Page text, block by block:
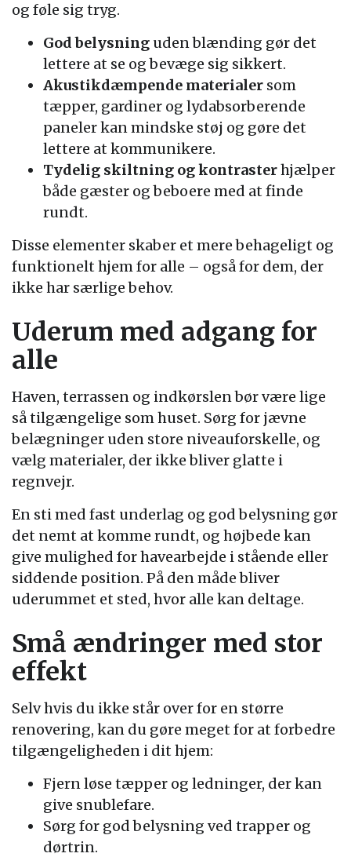
og føle sig tryg.
God belysning uden blænding gør det
lettere at se og bevæge sig sikkert.
Akustikdæmpende materialer som
tæpper, gardiner og lydabsorberende
paneler kan mindske støj og gøre det
lettere at kommunikere.
Tydelig skiltning og kontrasterhjælper
både gæster og beboere med at finde
rundt.
Disse elementer skaber et mere behageligt og
funktionelt hjem for alle – også for dem, der
ikke har særlige behov.
Uderum med adgang for
alle
Haven, terrassen og indkørslen bør være lige
så tilgængelige som huset. Sørg for jævne
belægninger uden store niveauforskelle, og
vælg materialer, der ikke bliver glatte i
regnvejr.
En sti med fast underlag og god belysning gør
det nemt at komme rundt, og højbede kan
give mulighed for havearbejde i stående eller
siddende position. På den måde bliver
uderummet et sted, hvor alle kan deltage.
Små ændringer med stor
effekt
Selv hvis du ikke står over for en større
renovering, kan du gøre meget for at forbedre
tilgængeligheden i dit hjem:
Fjern løse tæpper og ledninger, der kan
give snublefare.
Sørg for god belysning ved trapper og
dørtrin.